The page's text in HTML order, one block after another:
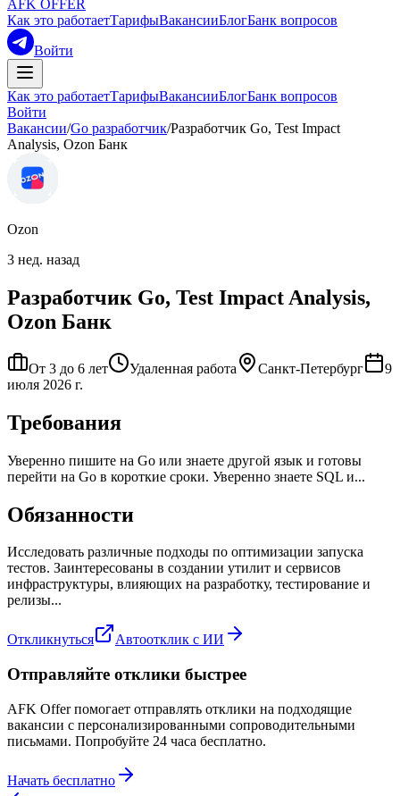
AFK OFFER
Как это работаетТарифыВакансииБлогБанк вопросов
Войти
Как это работаетТарифыВакансииБлогБанк вопросов
Войти
Вакансии/Go разработчик/Разработчик Go, Test Impact
Analysis, Ozon Банк
Ozon
3 нед. назад
Разработчик Go, Test Impact Analysis,
Ozon Банк
От 3 до 6 лет Удаленная работа Санкт-Петербург
9
июля 2026 г.
Требования
Уверенно пишите на Go или знаете другой язык и готовы
перейти на Go в короткие сроки. Уверенно знаете SQL и...
Обязанности
Исследовать различные подходы по оптимизации запуска
тестов. Заинтересованы в создании утилит и сервисов
инфраструктуры, влияющих на разработку, тестирование и
релизы...
Откликнуться Автоотклик с ИИ
Отправляйте отклики быстрее
AFK Offer помогает отправлять отклики на подходящие
вакансии с персонализированными сопроводительными
письмами. Попробуйте 24 часа бесплатно.
Начать бесплатно